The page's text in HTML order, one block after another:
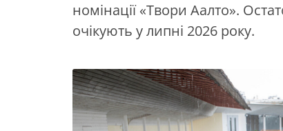
номінації «Твори Аалто».
очікують у липні 2026 року.